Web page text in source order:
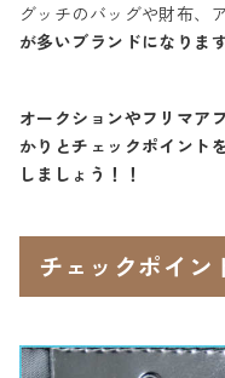
グッチのバッグや財布、
が多いブランドになります
オークションやフリマア
かりとチェックポイント
しましょう！！
チェックポイ